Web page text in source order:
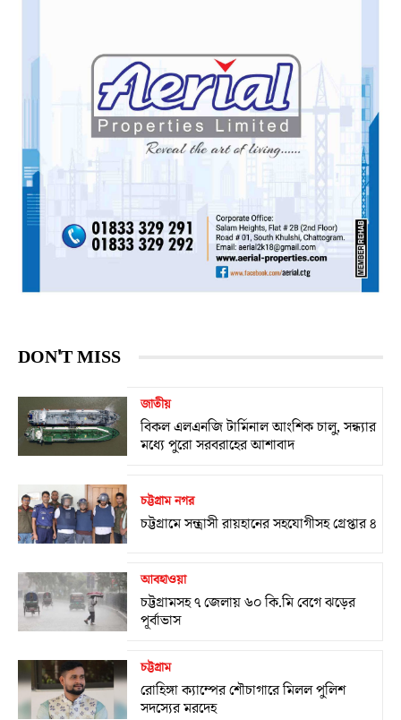
DON'T MISS
জাতীয়
বিকল এলএনজি টার্মিনাল আংশিক চালু, সন্ধ্যার
মধ্যে পুরো সরবরাহের আশাবাদ
চট্টগ্রাম নগর
চট্টগ্রামে সন্ত্রাসী রায়হানের সহযোগীসহ গ্রেপ্তার ৪
আবহাওয়া
চট্টগ্রামসহ ৭ জেলায় ৬০ কি.মি বেগে ঝড়ের
পূর্বাভাস
চট্টগ্রাম
রোহিঙ্গা ক্যাম্পের শৌচাগারে মিলল পুলিশ
সদস্যের মরদেহ